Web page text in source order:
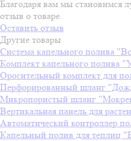
Благодаря вам мы становимся
отзыв о товаре.
Оставить отзыв
Другие товары
Система капельного полива
Комплект капельного полива
Оросительный комплект для
Перфорированный шланг
Микропористый шланг
Вертикальная панель для
Автоматический контроллер
Капельный полив для теплиц